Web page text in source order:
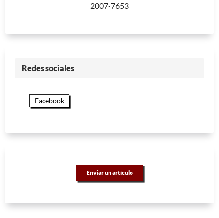
2007-7653
Redes sociales
Facebook
Enviar un artículo